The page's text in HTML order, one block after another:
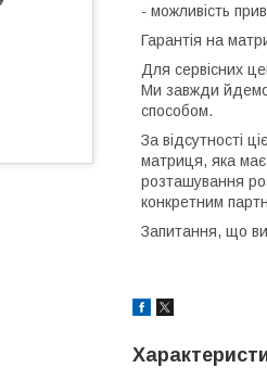
- можливість
Гарантія на
Для сервісних
Ми завжди йдемо
способом.
За відсутності
матриця, яка має
розташування
конкретним
Запитання, що